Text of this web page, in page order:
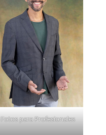
Fotos para Profesionales